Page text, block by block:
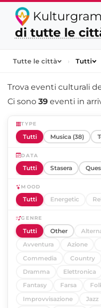
di tutte le
Tutte le città › Tutti
Trova eventi culturali
Ci sono 39 eventi in
TYPE
Tutti Musica (38)
DATA
Tutti Stasera
MOOD
Tutti Energetic
GENRE
Tutti Other
Avventura
Azione
Commedia
Country
Dramma
Elettronica
Fantasy
Farsa
Improvvisazione
Jazz